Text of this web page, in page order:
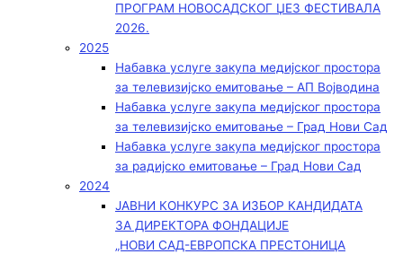
ПРОГРАМ НОВОСАДСКОГ ЏЕЗ ФЕСТИВАЛА
2026.
2025
Набавка услуге закупа медијског простора
за телевизијско емитовање – АП Војводинa
Набавка услуге закупа медијског простора
за телевизијско емитовање – Град Нови Сад
Набавка услуге закупа медијског простора
за радијско емитовање – Град Нови Сад
2024
ЈАВНИ КОНКУРС ЗА ИЗБОР КАНДИДАТА
ЗА ДИРЕКТОРА ФОНДАЦИЈЕ
„НОВИ САД-ЕВРОПСКА ПРЕСТОНИЦА